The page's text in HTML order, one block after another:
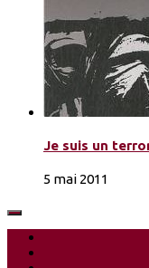
Je suis un
5 mai 2011